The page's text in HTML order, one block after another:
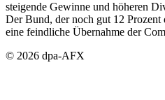
steigende Gewinne und höheren
Der Bund, der noch gut 12 Prozent
eine feindliche Übernahme der
© 2026 dpa-AFX